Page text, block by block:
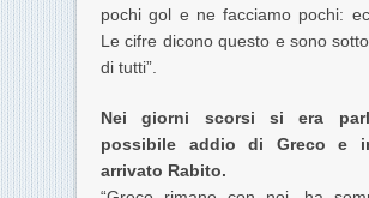
pochi gol e ne facciamo pochi:
Le cifre dicono questo e sono
di tutti”.
Nei giorni scorsi si era
possibile addio di Greco e
arrivato Rabito.